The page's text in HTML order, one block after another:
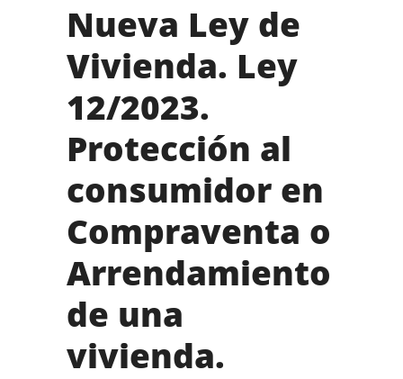
Nueva Ley de
Vivienda. Ley
12/2023.
Protección al
consumidor en
Compraventa o
Arrendamiento
de una
vivienda.